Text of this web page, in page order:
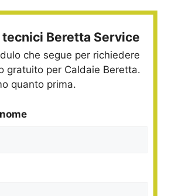
Beretta Service
che segue per richiedere
gratuito per Caldaie Beretta.
quanto prima.